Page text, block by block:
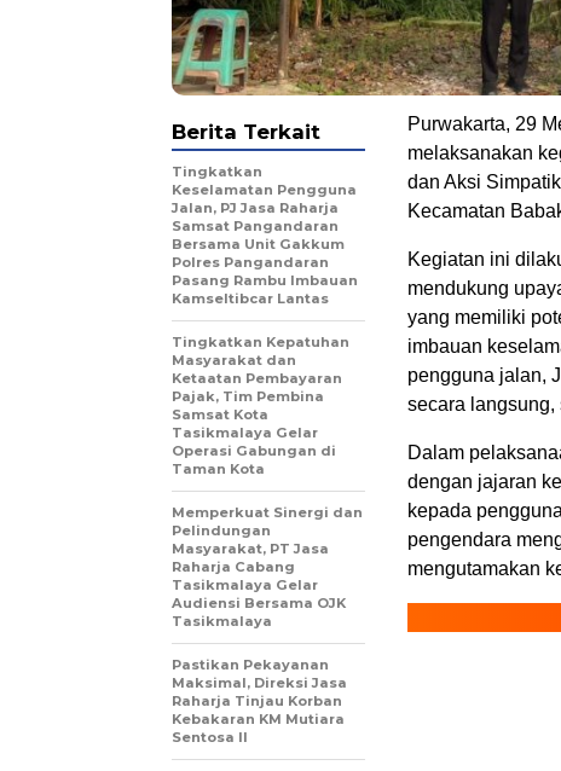
Purwakarta, 29
melaksanakan
dan Aksi
Kecamatan
Kegiatan ini
mendukung
yang memiliki
imbauan
pengguna jalan,
secara langsung,
Dalam
dengan jajaran
kepada
pengendara
mengutamakan
Berita Terkait
Tingkatkan
Keselamatan Pengguna
Jalan, PJ Jasa Raharja
Samsat Pangandaran
Bersama Unit Gakkum
Polres Pangandaran
Pasang Rambu Imbauan
Kamseltibcar Lantas
Tingkatkan Kepatuhan
Masyarakat dan
Ketaatan Pembayaran
Pajak, Tim Pembina
Samsat Kota
Tasikmalaya Gelar
Operasi Gabungan di
Taman Kota
Memperkuat Sinergi dan
Pelindungan
Masyarakat, PT Jasa
Raharja Cabang
Tasikmalaya Gelar
Audiensi Bersama OJK
Tasikmalaya
Pastikan Pekayanan
Maksimal, Direksi Jasa
Raharja Tinjau Korban
Kebakaran KM Mutiara
Sentosa II